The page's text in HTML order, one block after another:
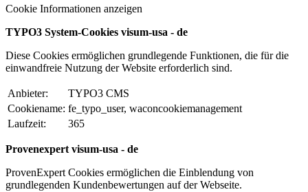
Cookie Informationen anzeigen
TYPO3 System-Cookies visum-usa - de
Diese Cookies ermöglichen grundlegende Funktionen, die für die
einwandfreie Nutzung der Website erforderlich sind.
Anbieter:
TYPO3 CMS
Cookiename: fe_typo_user, waconcookiemanagement
Laufzeit:
365
Provenexpert visum-usa - de
ProvenExpert Cookies ermöglichen die Einblendung von
grundlegenden Kundenbewertungen auf der Webseite.